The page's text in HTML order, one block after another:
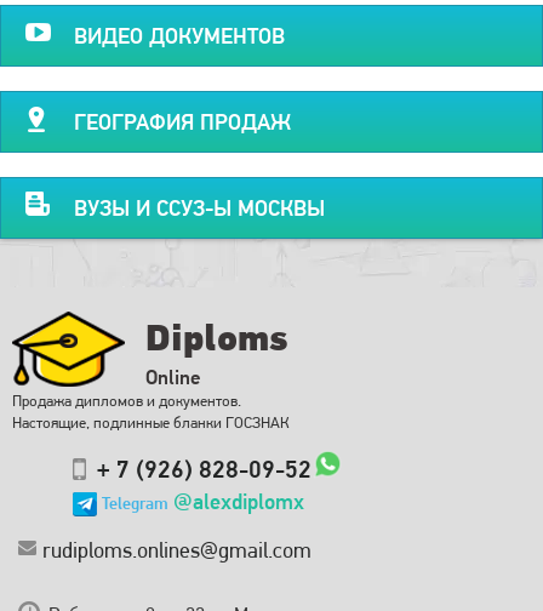
ВИДЕО ДОКУМЕНТОВ
ГЕОГРАФИЯ ПРОДАЖ
ВУЗЫ И ССУЗ-Ы МОСКВЫ
Diploms
Online
Продажа дипломов и документов.
Настоящие, подлинные бланки ГОСЗНАК
+ 7 (926) 828-09-52
Telegram @alexdiplomx
rudiploms.onlines@gmail.com